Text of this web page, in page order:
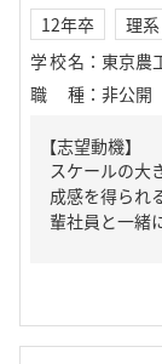
12年卒 理系
学校名 ： 東京農
職種 ： 非公開
【志望動機】
スケールの大
成感を得られ
輩社員と一緒